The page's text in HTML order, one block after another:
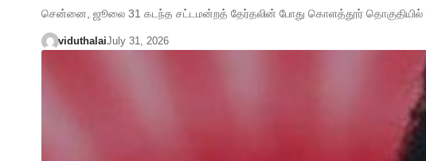
சென்னை, ஜூலை 31 கடந்த சட்டமன்றத் தேர்தலின் போது கொளத்தூர் தொகுதியில்
viduthalaiJuly 31, 2026